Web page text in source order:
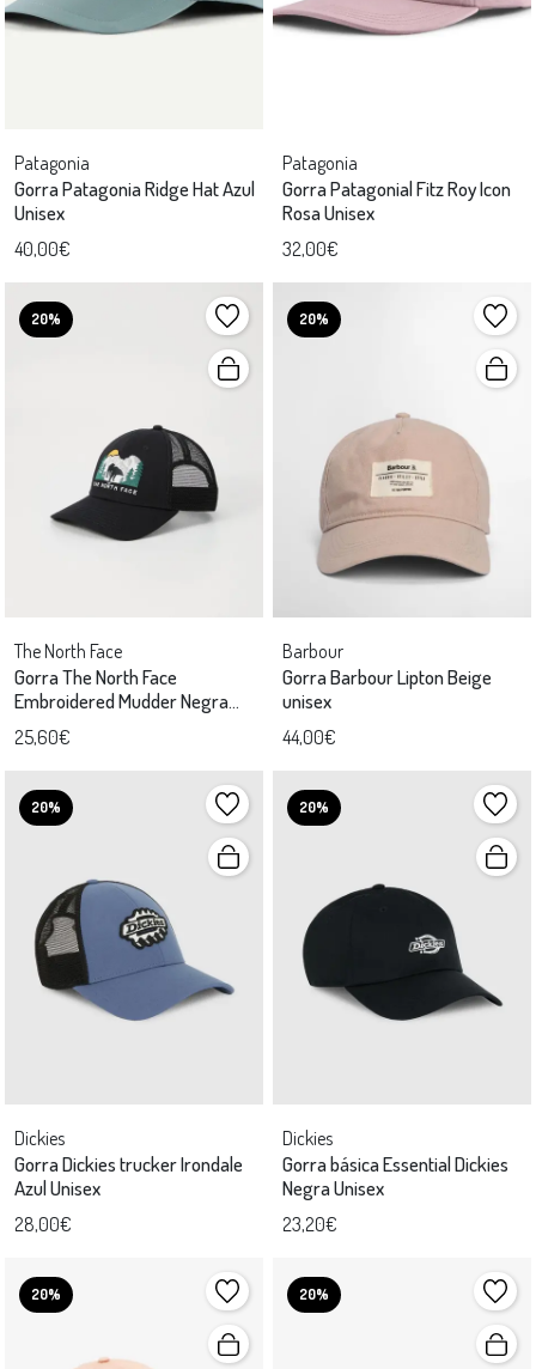
Patagonia
Gorra Patagonia Ridge Hat Azul
Unisex
40,00€
Patagonia
Gorra Patagonial Fitz Roy Icon
Rosa Unisex
32,00€
20%
The North Face
Gorra The North Face
Embroidered Mudder Negra
unisex
25,60€
20%
Barbour
Gorra Barbour Lipton Beige
unisex
44,00€
20%
Dickies
Gorra Dickies trucker Irondale
Azul Unisex
28,00€
20%
Dickies
Gorra básica Essential Dickies
Negra Unisex
23,20€
20% 20%